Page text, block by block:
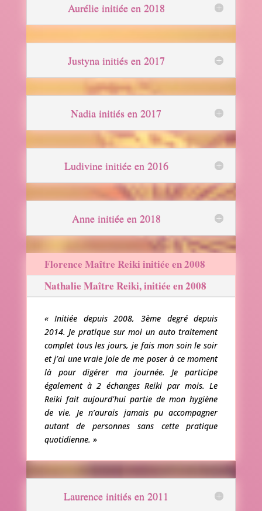
Aurélie initiée en 2018
Justyna initiés en 2017
Nadia initiés en 2017
Ludivine initiée en 2016
Anne initiée en 2018
Florence Maître Reiki initiée en 2008
Nathalie Maître Reiki, initiée en 2008
« Initiée depuis 2008, 3ème degré depuis
2014. Je pratique sur moi un auto traitement
complet tous les jours, je fais mon soin le soir
et j’ai une vraie joie de me poser à ce moment
là pour digérer ma journée. Je participe
également à 2 échanges Reiki par mois. Le
Reiki fait aujourd’hui partie de mon hygiène
de vie. Je n’aurais jamais pu accompagner
autant de personnes sans cette pratique
quotidienne. »
Laurence initiés en 2011